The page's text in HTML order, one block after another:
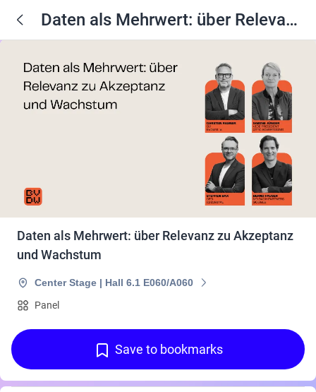
Daten als Mehrwert: über Relevanz
zu Akzeptanz und Wachstum
Daten als Mehrwert: über Relevanz zu Akzeptanz
und Wachstum
Center Stage | Hall 6.1 E060/A060
Panel
Save to bookmarks